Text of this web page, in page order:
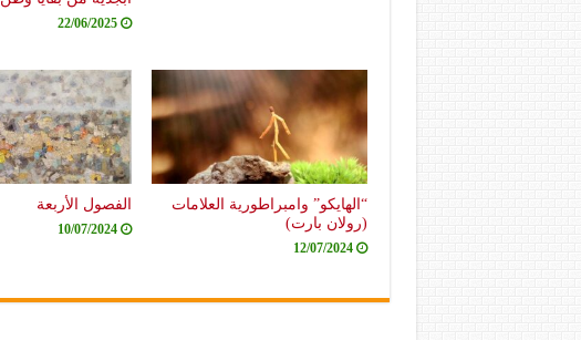
22/06/2025
“الهايكو” وامبراطورية العلامات
(رولان بارت)
12/07/2024
الفصول الأربعة
10/07/2024